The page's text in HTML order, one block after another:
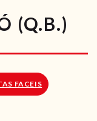
(Q.B.)
FACEIS